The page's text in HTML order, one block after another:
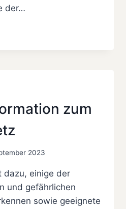
der…
zum
2023
dazu, einige der
und gefährlichen
sowie geeignete